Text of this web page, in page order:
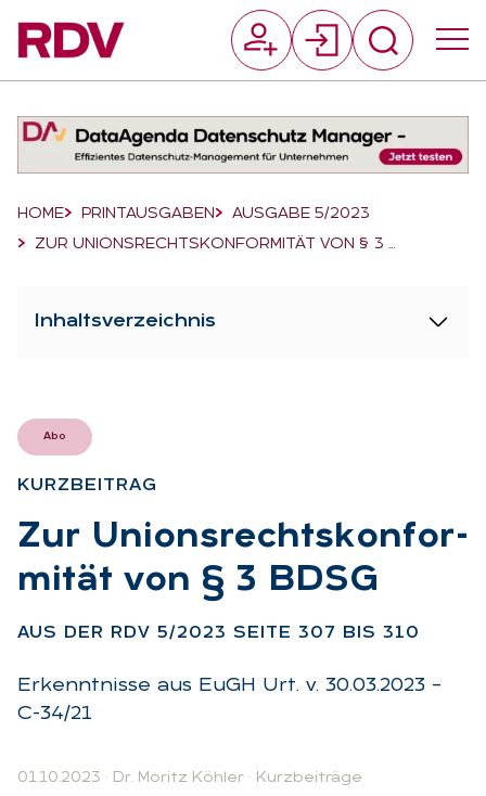
Breadcrumb-Navigation
HOME PRINTAUSGABEN
AUSGABE 5/2023
ZUR UNIONSRECHTSKONFORMITÄT VON § 3 …
Inhaltsverzeichnis
Abo
KURZ­BEI­TRAG
:
Zur Uni­ons­rechts­kon­for­
mi­tät von § 3 BDSG
AUS DER RDV 5/2023 SEI­TE 307 BIS 310
Erkenntnisse aus EuGH Urt. v. 30.03.2023 –
C-34/21
01.10.2023 · Dr. Moritz Köhler · Kurzbeiträge